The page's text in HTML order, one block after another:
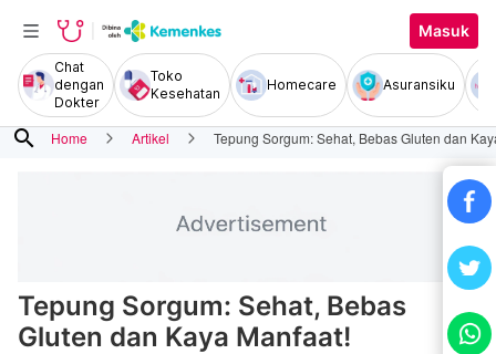
Masuk
Chat
dengan
Dokter
Toko
Kesehatan
Homecare Asuransiku
search Home Artikel Tepung Sorgum: Sehat, Bebas Gluten dan
Tepung Sorgum: Sehat, Bebas
Gluten dan Kaya Manfaat!